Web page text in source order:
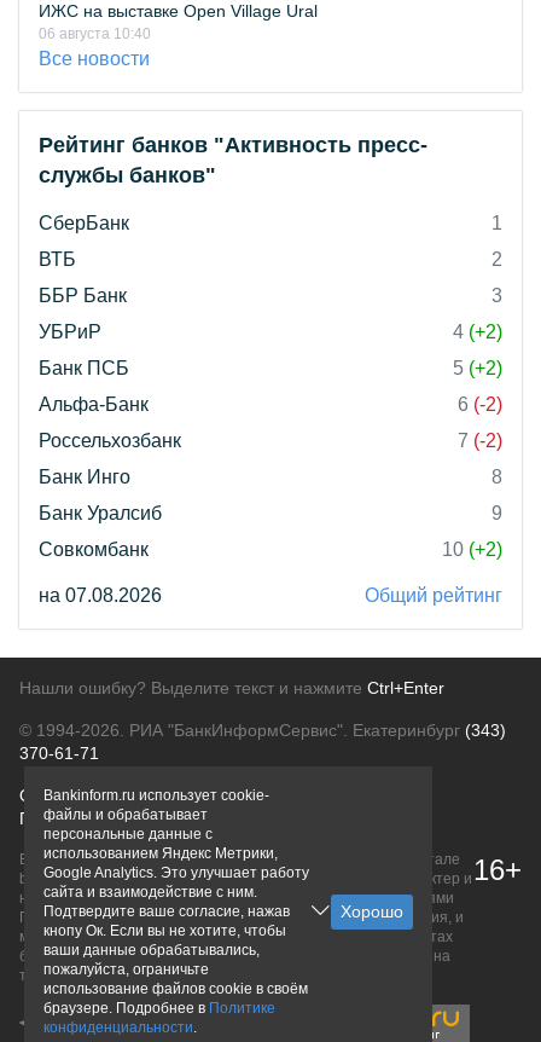
ИЖС на выставке Open Village Ural
06 августа 10:40
Все новости
Рейтинг банков "Активность пресс-
службы банков"
СберБанк
1
ВТБ
2
ББР Банк
3
УБРиР
4 (+2)
Банк ПСБ
5 (+2)
Альфа-Банк
6 (-2)
Россельхозбанк
7 (-2)
Банк Инго
8
Банк Уралсиб
9
Совкомбанк
10 (+2)
на 07.08.2026 Общий рейтинг
Нашли ошибку? Выделите текст и нажмите Ctrl+Enter
© 1994-2026. РИА "БанкИнформСервис". Екатеринбург (343)
370-61-71
О проектеПолитика конфиденциальности
Правовая информацияДля рекламодателей
Вся информация о продуктах банков, размещенная на портале
bankinform.ru, носит исключительно ознакомительный характер и
не является публичной офертой, определяемой положениями
ГК РФ. Информация не содержит точного и полного описания, и
может быть изменена. Конечные условия уточняйте на сайтах
банков или при личном обращении. Исключительное право на
товарные знаки принадлежит их правообладателям.
16+
Bankinform.ru использует cookie-
файлы и обрабатывает
персональные данные с
использованием Яндекс Метрики,
Google Analytics. Это улучшает работу
сайта и взаимодействие с ним.
Подтвердите ваше согласие, нажав
кнопу Ок. Если вы не хотите, чтобы
ваши данные обрабатывались,
пожалуйста, ограничьте
использование файлов cookie в своём
браузере. Подробнее в Политике
конфиденциальности.